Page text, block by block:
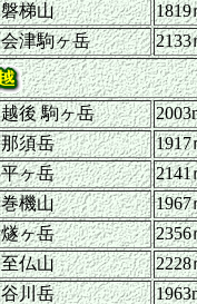
磐梯山
1819
会津駒ヶ岳 2133
越後 駒ヶ岳
那須岳
1917
平ヶ岳
2141
巻機山
1967
燧ヶ岳
2356
至仏山
2228
谷川岳